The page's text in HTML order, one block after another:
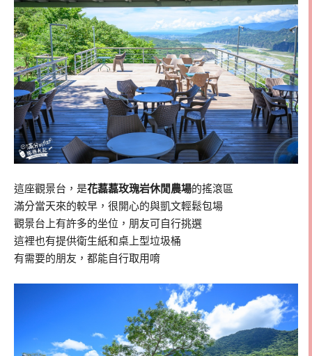
這座觀景台，是花藞藞玫瑰岩休閒農場的搖滾區
滿分當天來的較早，很開心的與凱文輕鬆包場
觀景台上有許多的坐位，朋友可自行挑選
這裡也有提供衛生紙和桌上型垃圾桶
有需要的朋友，都能自行取用唷